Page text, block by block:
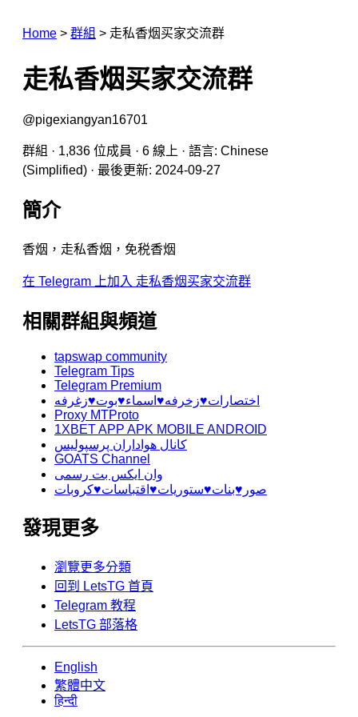
Home > 群組 > 走私香烟买家交流群
走私香烟买家交流群
@pigexiangyan16701
群組 · 1,836 位成員 · 6 線上 · 語言: Chinese
(Simplified) · 最後更新: 2024-09-27
簡介
香烟，走私香烟，免税香烟
在 Telegram 上加入 走私香烟买家交流群
相關群組與頻道
tapswap community
Telegram Tips
Telegram Premium
اختصارات♥️زخرفه♥️اسماء♥️بوت♥️زغرفه
Proxy MTProto
1XBET APP APK MOBILE ANDROID
کانال هواداران پرسپولیس
GOATS Channel
وان ایکس بت رسمی
صور♥️بنات♥️ستوريات♥️اقتباسات♥️كروبات
發現更多
瀏覽更多分類
回到 LetsTG 首頁
Telegram 教程
LetsTG 部落格
English
繁體中文
हिन्दी